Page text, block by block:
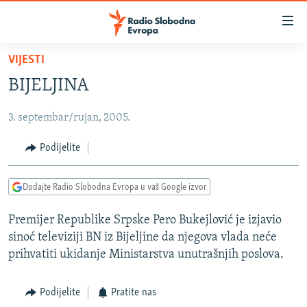
Pređite
glavni
Pređite
Pređite
pretragu
BOSNA I HERCEGOVINA
SRBIJA
KOSOVO
VIZUELNO
VIDEO
FOTOGALERIJE
PODCASTI
RAT U UKRAJINI
RSE PRIČE IZ SVIJETA
VIJESTI
BIJELJINA
3. septembar/rujan, 2005.
Podijelite
Dodajte Radio Slobodna Evropa u vaš Google izvor
Premijer Republike Srpske Pero Bukejlović je izjavio
sinoć televiziji BN iz Bijeljine da njegova vlada neće
prihvatiti ukidanje Ministarstva unutrašnjih poslova.
Podijelite Pratite nas